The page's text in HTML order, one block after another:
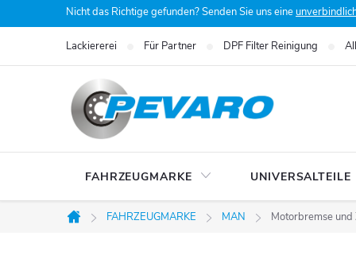
Inhalt
Nicht das Richtige gefunden? Senden Sie uns eine
Lackiererei Für Partner DPF Filter Reinigung
FAHRZEUGMARKE UNIVERSALTEILE
Startseite
FAHRZEUGMARKE MAN Motorbremse und